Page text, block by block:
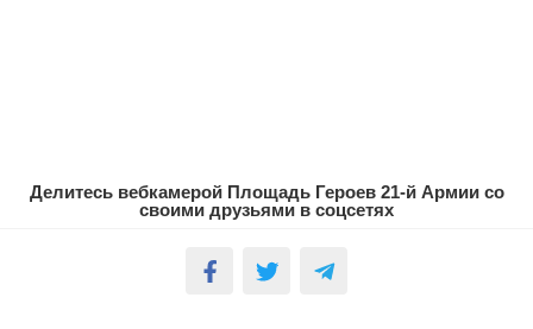
Делитесь вебкамерой Площадь Героев 21-й Армии со
своими друзьями в соцсетях